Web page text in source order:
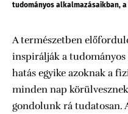
tudományos alkalmazásaikban,
A természetben
inspirálják a
hatás egyike azoknak a
minden nap
gondolunk rá tudatosan.